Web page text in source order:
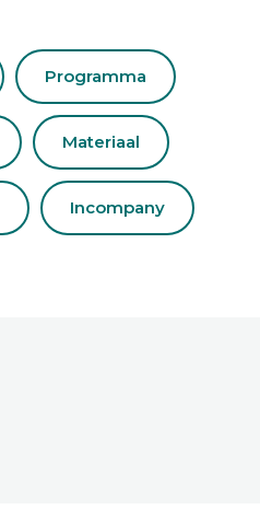
Programma
Materiaal
Incompany